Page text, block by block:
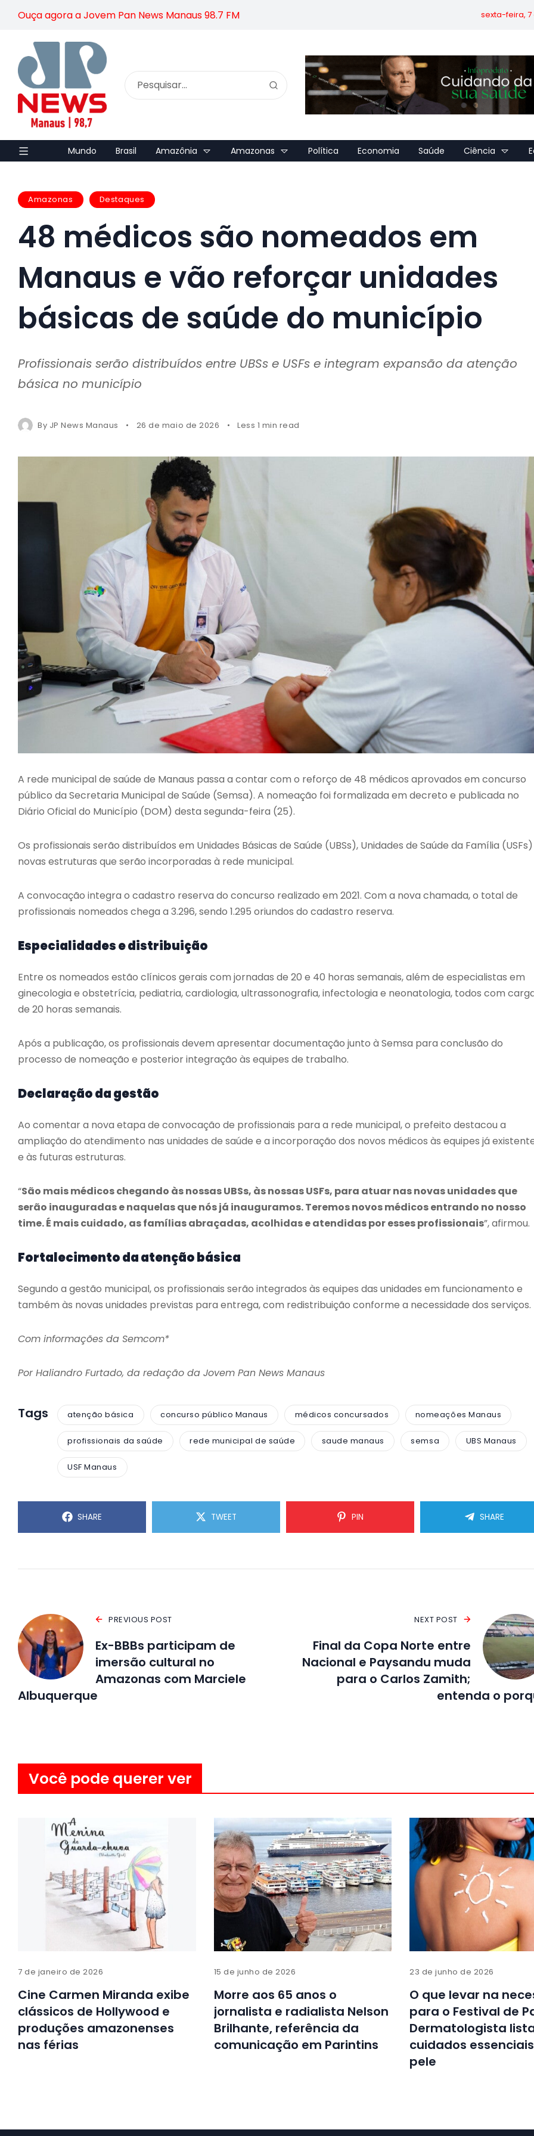
Ouça agora a Jovem Pan News Manaus 98.7 FM sexta-feira, 7
Mundo Brasil Amazônia Amazonas Política Economia Saúde Ciência
Amazonas Destaques
48 médicos são nomeados em
Manaus e vão reforçar unidades
básicas de saúde do município
Profissionais serão distribuídos entre UBSs e USFs e integram expansão da atenção
básica no município
By JP News Manaus 26 de maio de 2026 Less 1 min read
A rede municipal de saúde de Manaus passa a contar com o reforço de 48 médicos aprovados em concurso
público da Secretaria Municipal de Saúde (Semsa). A nomeação foi formalizada em decreto e publicada no
Diário Oficial do Município (DOM) desta segunda-feira (25).
Os profissionais serão distribuídos em Unidades Básicas de Saúde (UBSs), Unidades de Saúde da Família
novas estruturas que serão incorporadas à rede municipal.
A convocação integra o cadastro reserva do concurso realizado em 2021. Com a nova chamada, o total de
profissionais nomeados chega a 3.296, sendo 1.295 oriundos do cadastro reserva.
Especialidades e distribuição
Entre os nomeados estão clínicos gerais com jornadas de 20 e 40 horas semanais, além de especialistas em
ginecologia e obstetrícia, pediatria, cardiologia, ultrassonografia, infectologia e neonatologia, todos com
de 20 horas semanais.
Após a publicação, os profissionais devem apresentar documentação junto à Semsa para conclusão do
processo de nomeação e posterior integração às equipes de trabalho.
Declaração da gestão
Ao comentar a nova etapa de convocação de profissionais para a rede municipal, o prefeito destacou a
ampliação do atendimento nas unidades de saúde e a incorporação dos novos médicos às equipes já
e às futuras estruturas.
“São mais médicos chegando às nossas UBSs, às nossas USFs, para atuar nas novas unidades que
serão inauguradas e naquelas que nós já inauguramos. Teremos novos médicos entrando no nosso
time. É mais cuidado, as famílias abraçadas, acolhidas e atendidas por esses profissionais”, afirmou.
Fortalecimento da atenção básica
Segundo a gestão municipal, os profissionais serão integrados às equipes das unidades em funcionamento e
também às novas unidades previstas para entrega, com redistribuição conforme a necessidade dos serviços.
Com informações da Semcom*
Por Haliandro Furtado, da redação da Jovem Pan News Manaus
Tags atenção básica concurso público Manaus médicos concursados nomeações Manaus
profissionais da saúde rede municipal de saúde saude manaus semsa UBS Manaus
USF Manaus
SHARE TWEET PIN SHARE
PREVIOUS POST
Ex-BBBs participam de
imersão cultural no
Amazonas com Marciele
Albuquerque
NEXT POST
Final da Copa Norte entre
Nacional e Paysandu muda
para o Carlos Zamith;
entenda o
Você pode querer ver
7 de janeiro de 2026
Cine Carmen Miranda exibe
clássicos de Hollywood e
produções amazonenses
nas férias
15 de junho de 2026
Morre aos 65 anos o
jornalista e radialista Nelson
Brilhante, referência da
comunicação em Parintins
23 de junho de 2026
O que levar na
para o Festival de
Dermatologista
cuidados
pele